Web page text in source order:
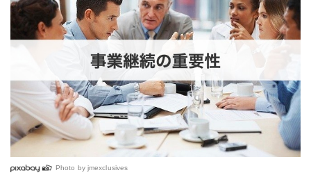
Photo by jmexclusives